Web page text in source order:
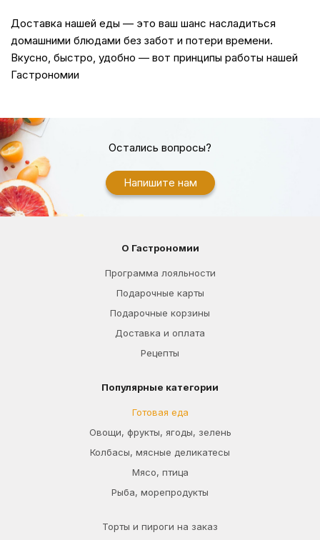
Доставка нашей еды — это ваш шанс насладиться
домашними блюдами без забот и потери времени.
Вкусно, быстро, удобно — вот принципы работы нашей
Гастрономии
Остались вопросы?
Напишите нам
О Гастрономии
Программа лояльности
Подарочные карты
Подарочные корзины
Доставка и оплата
Рецепты
Популярные категории
Готовая еда
Овощи, фрукты, ягоды, зелень
Колбасы, мясные деликатесы
Мясо, птица
Рыба, морепродукты
Торты и пироги на заказ